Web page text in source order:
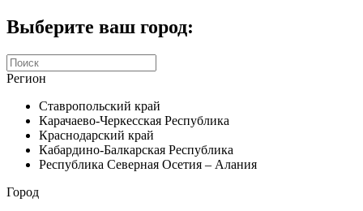
Выберите ваш город:
Регион
Ставропольский край
Карачаево-Черкесская Республика
Краснодарский край
Кабардино-Балкарская Республика
Республика Северная Осетия – Алания
Город